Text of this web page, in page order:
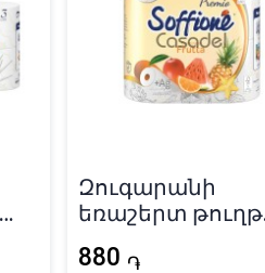
Զուգարանի
եռաշերտ թուղթ
880 ֏